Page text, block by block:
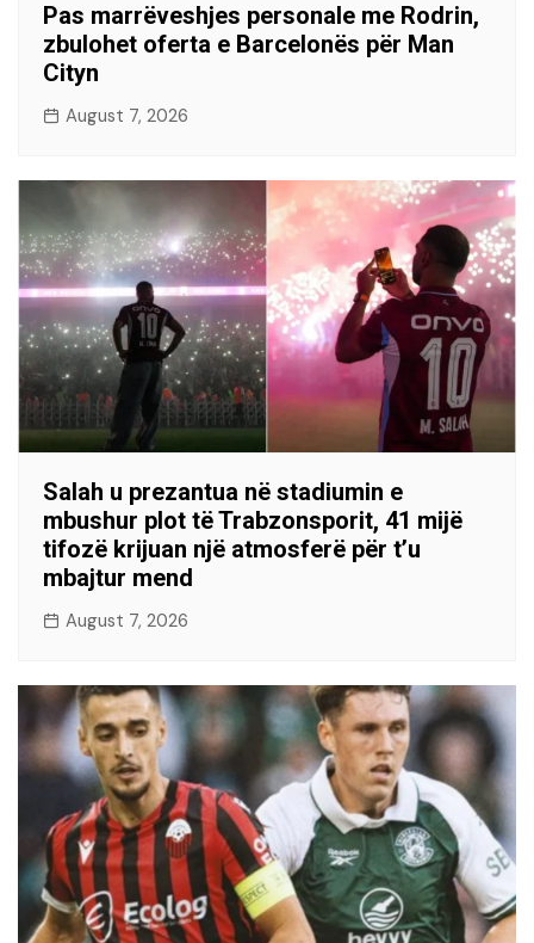
Pas marrëveshjes personale me Rodrin,
zbulohet oferta e Barcelonës për Man
Cityn
August 7, 2026
Salah u prezantua në stadiumin e
mbushur plot të Trabzonsporit, 41 mijë
tifozë krijuan një atmosferë për t’u
mbajtur mend
August 7, 2026